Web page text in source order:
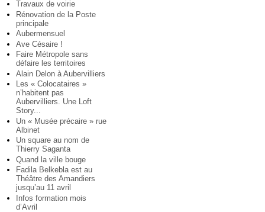
Travaux de voirie
Rénovation de la Poste
principale
Aubermensuel
Ave Césaire !
Faire Métropole sans
défaire les territoires
Alain Delon à Aubervilliers
Les « Colocataires »
n’habitent pas
Aubervilliers. Une Loft
Story...
Un « Musée précaire » rue
Albinet
Un square au nom de
Thierry Saganta
Quand la ville bouge
Fadila Belkebla est au
Théâtre des Amandiers
jusqu’au 11 avril
Infos formation mois
d’Avril